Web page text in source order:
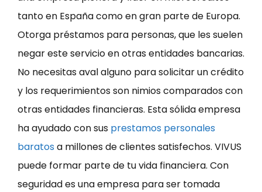
tanto en España como en gran parte de Europa.
Otorga préstamos para personas, que les suelen
negar este servicio en otras entidades bancarias.
No necesitas aval alguno para solicitar un crédito
y los requerimientos son nimios comparados con
otras entidades financieras. Esta sólida empresa
ha ayudado con sus prestamos personales
baratos a millones de clientes satisfechos. VIVUS
puede formar parte de tu vida financiera. Con
seguridad es una empresa para ser tomada